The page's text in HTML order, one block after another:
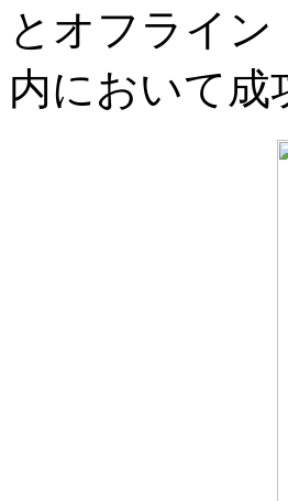
とオフライ
内において成